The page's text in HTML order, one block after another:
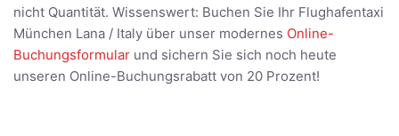
nicht Quantität. Wissenswert: Buchen Sie Ihr Flughafentaxi
München Lana / Italy über unser modernes Online-
Buchungsformular und sichern Sie sich noch heute
unseren Online-Buchungsrabatt von 20 Prozent!